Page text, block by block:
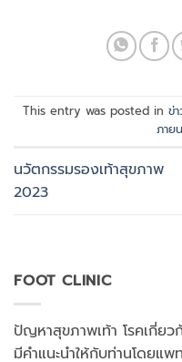
This entry was posted in ข่
ภาย
นวัตกรรมรองเท้าสุขภาพ
2023
FOOT CLINIC
ปัญหาสุขภาพเท้า โรคเกี่ยว
มีคำแนะนำให้กับท่านโดยแ